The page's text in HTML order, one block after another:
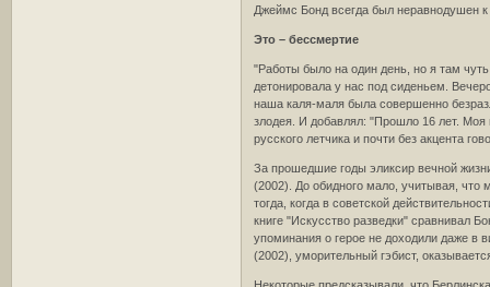
Джеймс Бонд всегда был неравнодушен
Это – бессмертие
"Работы было на один день, но я там
детонировала у нас под сиденьем.
наша каля-маля была совершенно
злодея. И добавлял: "Прошло 16 лет.
русского летчика и почти без акцента
За прошедшие годы эликсир вечной
(2002). До обидного мало, учитывая, что
тогда, когда в советской
книге "Искусство разведки" сравнивал
упоминания о герое не доходили даже в
(2002), уморительный гэбист,